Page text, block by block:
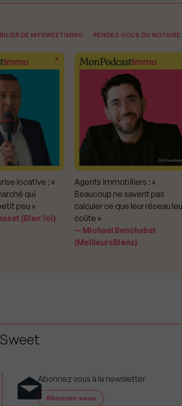
DE MYSWEETIMMO RENDEZ-VOUS DU NOTAIRE
locative : «
qui
peu »
(Bien’ici)
Agents immobiliers : «
Beaucoup ne savent pas
calculer ce que leur réseau
coûte »
Michael Benchabat
(MeilleursBiens)
Abonnez vous à la newsletter
Abonnez-vous